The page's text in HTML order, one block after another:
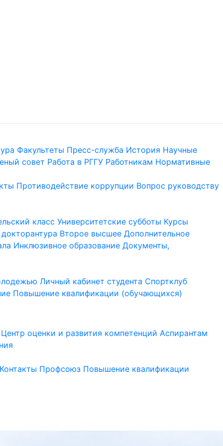
Факультеты Пресс-служба История Научные
совет Работа в РГГУ Работникам Нормативные
Противодействие коррупции Вопрос руководству
класс Университетские субботы Курсы
Второе высшее Дополнительное
Инклюзивное образование Документы,
Личный кабинет студента Спортклуб
Повышение квалификации (обучающихся)
Центр оценки и развития компетенций Аспирантам
Контакты Профсоюз Повышение квалификации